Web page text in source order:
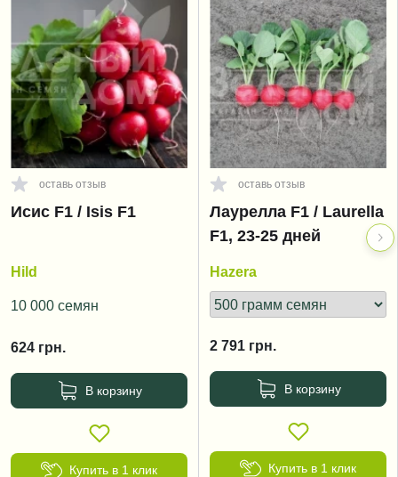
оставь отзыв
Исис F1 / Isis F1
Hild
10 000 семян
624 грн.
В корзину
Купить в 1 клик
оставь отзыв
Лаурелла F1 / Laurella
F1, 23-25 дней
Hazera
2 791 грн.
В корзину
Купить в 1 клик